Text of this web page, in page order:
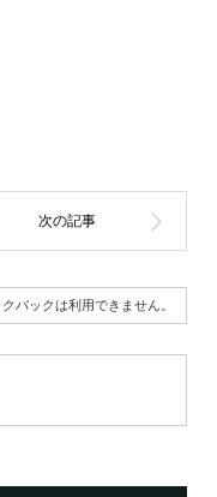
クバックは利用できません。